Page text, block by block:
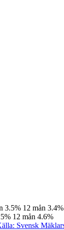
3.5% 12 mån 3.4%
12 mån 4.6%
Svensk